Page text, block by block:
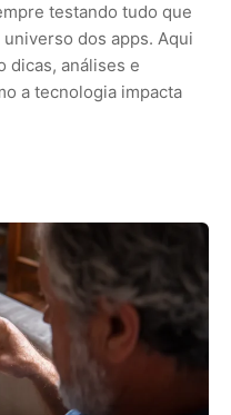
testando tudo que
dos apps. Aqui
dicas, análises e
a tecnologia impacta